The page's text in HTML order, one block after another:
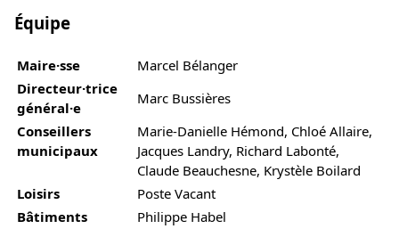
Équipe
Maire·sse
Marcel Bélanger
Directeur·trice
général·e
Marc Bussières
Conseillers
municipaux
Marie-Danielle Hémond, Chloé Allaire,
Jacques Landry, Richard Labonté,
Claude Beauchesne, Krystèle Boilard
Loisirs
Poste Vacant
Bâtiments
Philippe Habel